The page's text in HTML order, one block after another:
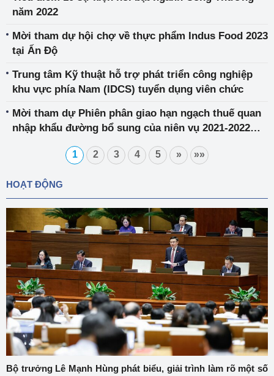
năm 2022
Mời tham dự hội chợ về thực phẩm Indus Food 2023
tại Ấn Độ
Trung tâm Kỹ thuật hỗ trợ phát triển công nghiệp
khu vực phía Nam (IDCS) tuyển dụng viên chức
Mời tham dự Phiên phân giao hạn ngạch thuế quan
nhập khẩu đường bổ sung của niên vụ 2021-2022
1 2 3 4 5 » »»
HOẠT ĐỘNG
Bộ trưởng Lê Mạnh Hùng phát biểu, giải trình làm rõ một số